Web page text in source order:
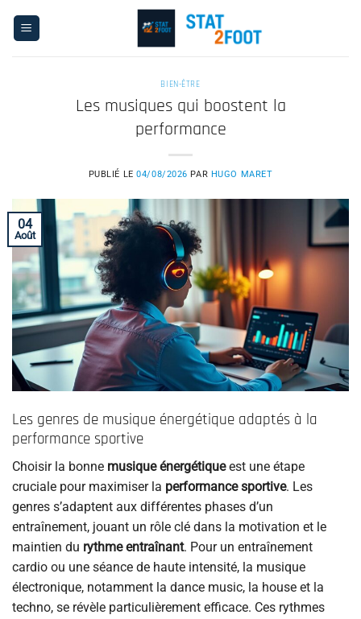
BIEN-ÊTRE
Les musiques qui boostent la
performance
PUBLIÉ LE04/08/2026 PAR HUGO MARET
04
Août
Les genres de musique énergétique adaptés à la
performance sportive
Choisir la bonne musique énergétiqueest une étape
cruciale pour maximiser la performance sportive. Les
genres s’adaptent aux différentes phases d’un
entraînement, jouant un rôle clé dans la motivation et le
maintien du rythme entraînant. Pour un entraînement
cardio ou une séance de haute intensité, la musique
électronique, notamment la dance music, la house et la
techno, se révèle particulièrement efficace. Ces rythmes